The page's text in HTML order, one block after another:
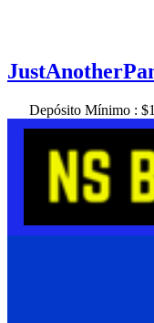
Depósito Mínimo : $1